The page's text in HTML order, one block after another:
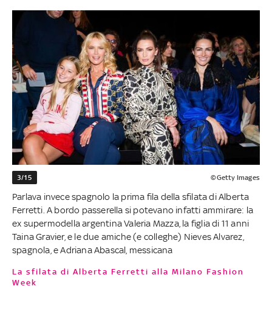
3/15 ©Getty Images
Parlava invece spagnolo la prima fila della sfilata di Alberta
Ferretti. A bordo passerella si potevano infatti ammirare: la
ex supermodella argentina Valeria Mazza, la figlia di 11 anni
Taina Gravier, e le due amiche (e colleghe) Nieves Alvarez,
spagnola, e Adriana Abascal, messicana
La sfilata di Alberta Ferretti alla Milano Fashion
Week